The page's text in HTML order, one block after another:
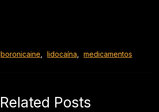
boronicaine lidocaína medicamentos
Related Posts